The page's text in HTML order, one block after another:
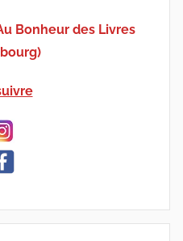
Bonheur des Livres